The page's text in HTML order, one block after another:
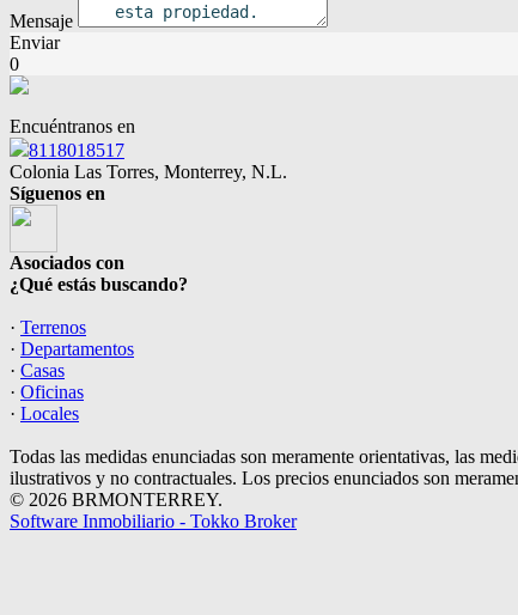
Mensaje
Enviar
0
Encuéntranos en
8118018517
Colonia Las Torres, Monterrey, N.L.
Síguenos en
Asociados con
¿Qué estás buscando?
· Terrenos
· Departamentos
· Casas
· Oficinas
· Locales
Todas las medidas enunciadas son meramente orientativas, las
ilustrativos y no contractuales. Los precios enunciados son
© 2026 BRMONTERREY.
Software Inmobiliario - Tokko Broker